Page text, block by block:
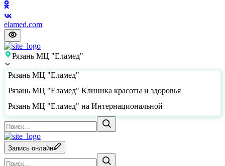
elamed.com
Рязань МЦ "Еламед"
Рязань МЦ "Еламед"
Рязань МЦ "Еламед" Клиника красоты и здоровья
Рязань МЦ "Еламед" на Интернациональной
Запись онлайн